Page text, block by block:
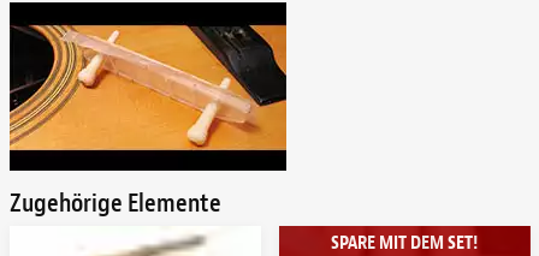
Zugehörige Elemente
SPARE MIT DEM SET!